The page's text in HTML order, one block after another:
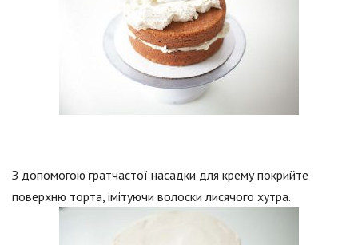
З допомогою гратчастої насадки для крему покрийте
поверхню торта, імітуючи волоски лисячого хутра.